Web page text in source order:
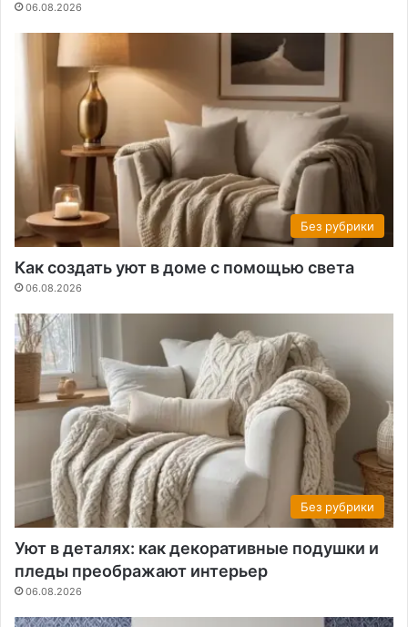
06.08.2026
Без рубрики
Как создать уют в доме с помощью света
06.08.2026
Без рубрики
Уют в деталях: как декоративные подушки и
пледы преображают интерьер
06.08.2026